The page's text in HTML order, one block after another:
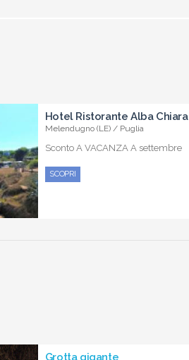
Hotel Ristorante Alba Chiara
Melendugno (LE) / Puglia
Sconto A VACANZA A settembre
SCOPRI
Grotta gigante